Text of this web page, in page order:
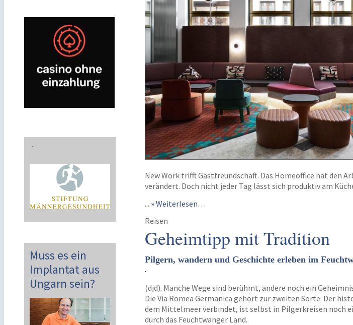
´
Muss es ein
Implantat aus
Ungarn sein?
New Work trifft Gastfreundschaft. Das Homeoffice hat den
verändert. Doch nicht jeder Tag lässt sich produktiv am
... » Weiterlesen…
Reisen
Geheimtipp mit Tradition
Pilgern, wandern und Geschichte erleben im
(djd). Manche Wege sind berühmt, andere noch ein
Die Via Romea Germanica gehört zur zweiten Sorte: Der
dem Mittelmeer verbindet, ist selbst in Pilgerkreisen noch
durch das Feuchtwanger Land.